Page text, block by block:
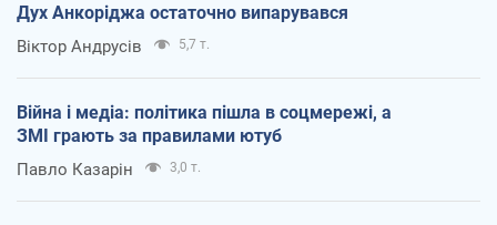
Дух Анкоріджа остаточно випарувався
Віктор Андрусів 5,7 т.
Війна і медіа: політика пішла в соцмережі, а
ЗМІ грають за правилами ютуб
Павло Казарін 3,0 т.